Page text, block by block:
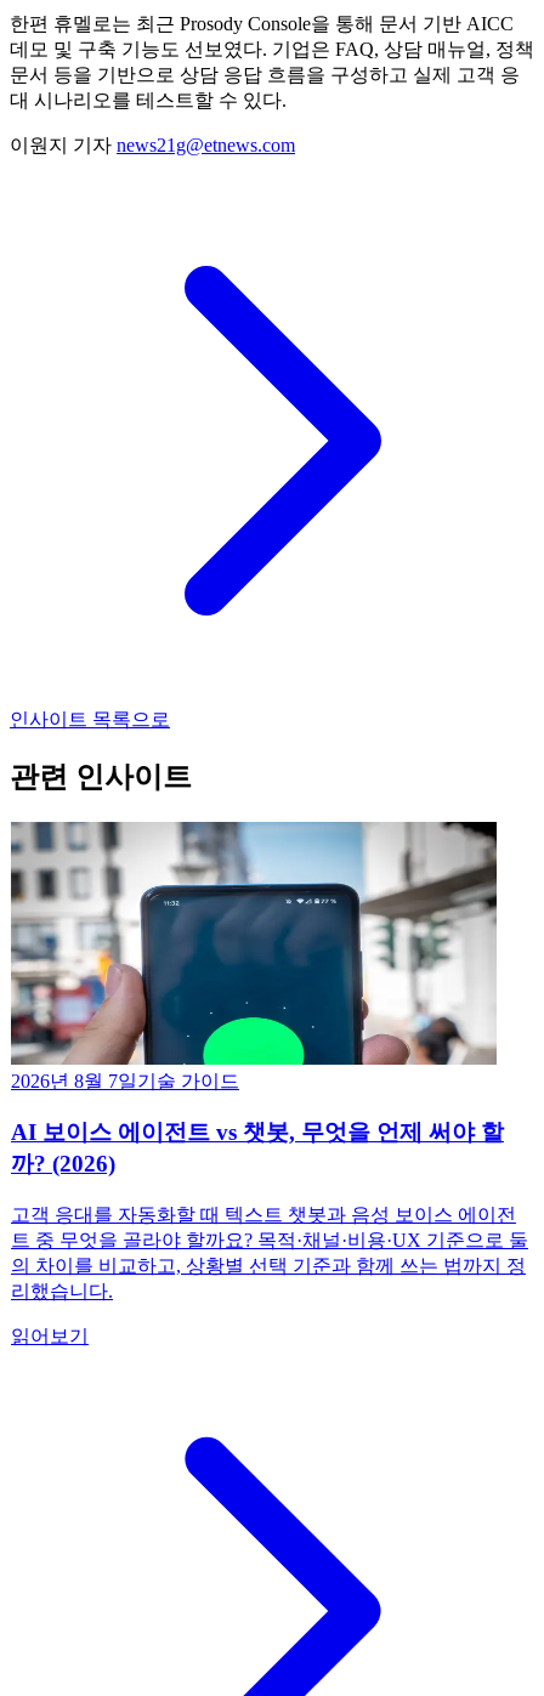
한편 휴멜로는 최근 Prosody Console을 통해 문서 기반 AICC
데모 및 구축 기능도 선보였다. 기업은 FAQ, 상담 매뉴얼, 정책
문서 등을 기반으로 상담 응답 흐름을 구성하고 실제 고객 응
대 시나리오를 테스트할 수 있다.
이원지 기자 news21g@etnews.com
인사이트 목록으로
관련 인사이트
2026년 8월 7일기술 가이드
AI 보이스 에이전트 vs 챗봇, 무엇을 언제 써야 할
까? (2026)
고객 응대를 자동화할 때 텍스트 챗봇과 음성 보이스 에이전
트 중 무엇을 골라야 할까요? 목적·채널·비용·UX 기준으로 둘
의 차이를 비교하고, 상황별 선택 기준과 함께 쓰는 법까지 정
리했습니다.
읽어보기